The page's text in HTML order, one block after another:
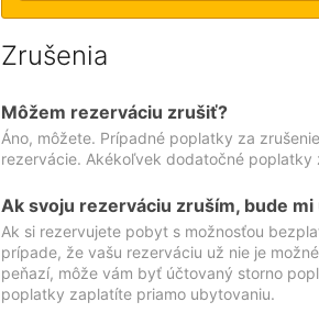
Zrušenia
Môžem rezerváciu zrušiť?
Áno, môžete. Prípadné poplatky za
rezervácie. Akékoľvek dodatočné poplatky
Ak svoju rezerváciu zruším, bude
Ak si rezervujete pobyt s možnosťou
prípade, že vašu rezerváciu už nie je
peňazí, môže vám byť účtovaný storno
poplatky zaplatíte priamo ubytovaniu.